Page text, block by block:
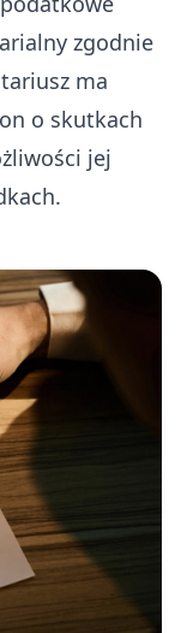
zgodnie
ma
o skutkach
jej